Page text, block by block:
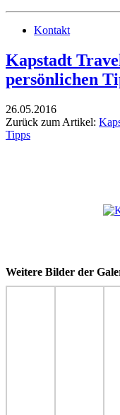
Kontakt
Kapstadt
persönlichen
26.05.2016
Zurück zum Artikel:
Tipps
Weitere Bilder der